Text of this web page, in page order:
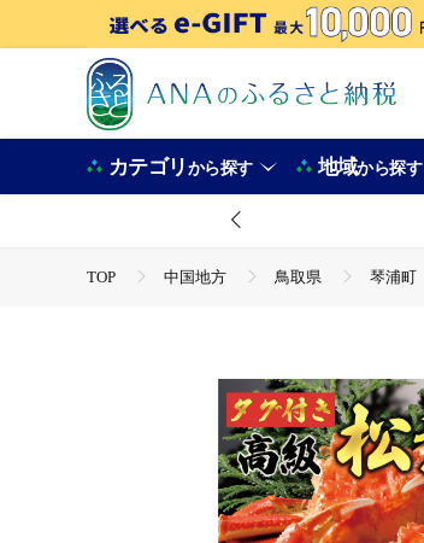
カテゴリから探す 地域から探す
TOP 中国地方 鳥取県 琴浦町